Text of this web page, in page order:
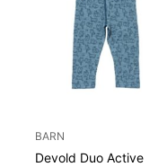
BARN
Devold Duo Active